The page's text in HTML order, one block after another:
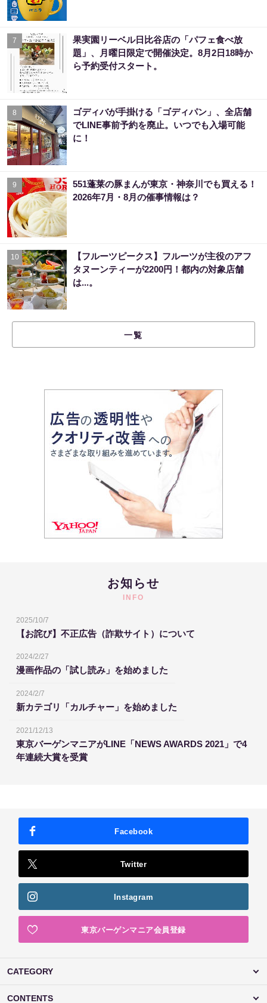
7
果実園リーベル日比谷店の「パフェ食べ放
題」、月曜日限定で開催決定。8月2日18時か
ら予約受付スタート。
8
ゴディバが手掛ける「ゴディパン」、全店舗
でLINE事前予約を廃止。いつでも入場可能
に！
9
551蓬莱の豚まんが東京・神奈川でも買える！
2026年7月・8月の催事情報は？
10
【フルーツピークス】フルーツが主役のアフ
タヌーンティーが2200円！都内の対象店舗
は...。
一覧
お知らせ
INFO
2025/10/7
【お詫び】不正広告（詐欺サイト）について
2024/2/27
漫画作品の「試し読み」を始めました
2024/2/7
新カテゴリ「カルチャー」を始めました
2021/12/13
東京バーゲンマニアがLINE「NEWS AWARDS 2021」で4
年連続大賞を受賞
Facebook
Twitter
Instagram
東京バーゲンマニア会員登録
CATEGORY
CONTENTS